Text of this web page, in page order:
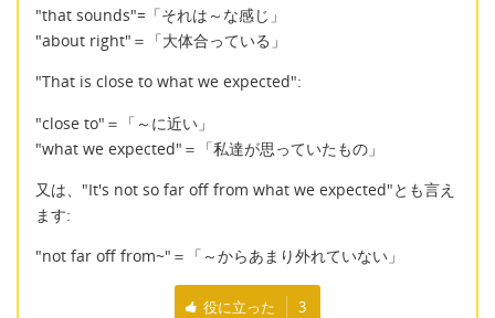
"that sounds"=「それは～な感じ」
"about right"＝「大体合っている」
"That is close to what we expected":
"close to"＝「～に近い」
"what we expected"＝「私達が思っていたもの」
又は、"It's not so far off from what we expected"とも言え
ます:
"not far off from~"＝「～からあまり外れていない」
役に立った 3